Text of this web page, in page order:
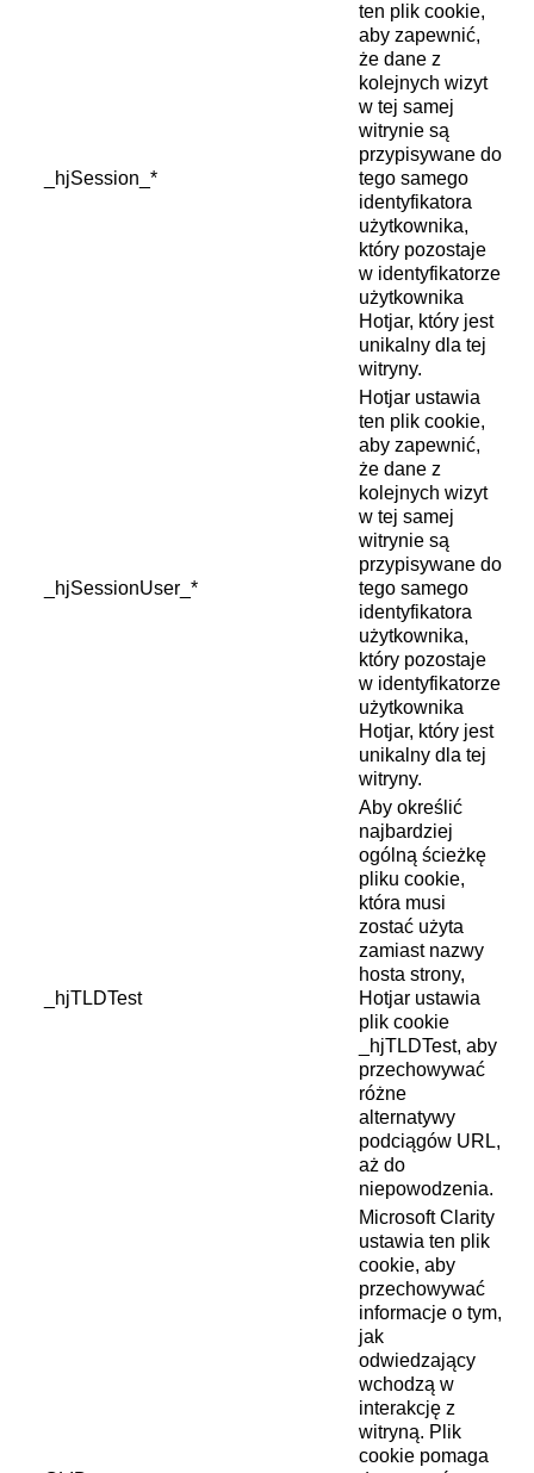
_hjSession_*
ten plik cookie,
aby zapewnić,
że dane z
kolejnych wizyt
w tej samej
witrynie są
przypisywane do
tego samego
identyfikatora
użytkownika,
który pozostaje
w identyfikatorze
użytkownika
Hotjar, który jest
unikalny dla tej
witryny.
_hjSessionUser_*
Hotjar ustawia
ten plik cookie,
aby zapewnić,
że dane z
kolejnych wizyt
w tej samej
witrynie są
przypisywane do
tego samego
identyfikatora
użytkownika,
który pozostaje
w identyfikatorze
użytkownika
Hotjar, który jest
unikalny dla tej
witryny.
_hjTLDTest
Aby określić
najbardziej
ogólną ścieżkę
pliku cookie,
która musi
zostać użyta
zamiast nazwy
hosta strony,
Hotjar ustawia
plik cookie
_hjTLDTest, aby
przechowywać
różne
alternatywy
podciągów URL,
aż do
niepowodzenia.
Microsoft Clarity
ustawia ten plik
cookie, aby
przechowywać
informacje o tym,
jak
odwiedzający
wchodzą w
interakcję z
witryną. Plik
cookie pomaga